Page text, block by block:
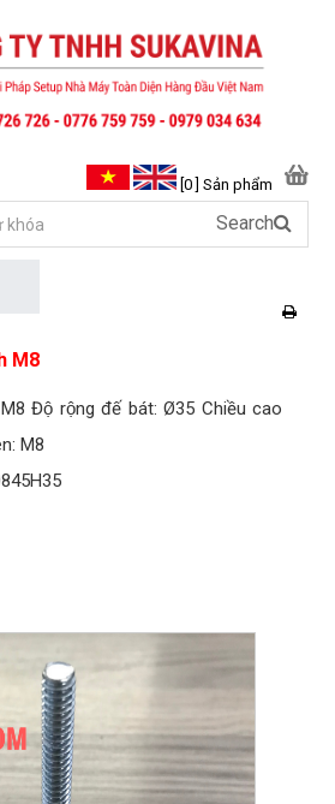
M8
Độ rộng đế bát: Ø35 Chiều cao
M8
[0 ] Sản phẩm
Search